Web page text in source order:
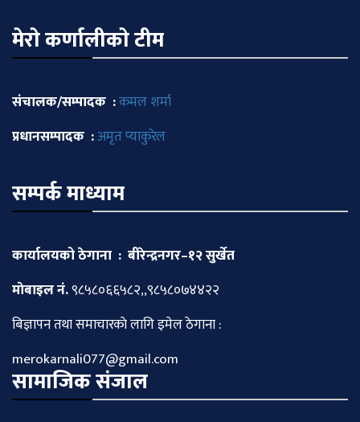
मेराे कर्णालीकाे टीम
संचालक/सम्पादक :कमल शर्मा
प्रधानसम्पादक :अमृत प्याकुरेल
सम्पर्क माध्याम
कार्यालयको ठेगाना : बीरेन्द्रनगर–१२ सुर्खेत
माेबाइल नं.९८५८०६६५८२,,९८५८०७४४२२
बिज्ञापन तथा समाचारकाे लागि इमेल ठेगाना :
merokarnali077@gmail.com
सामाजिक संजाल